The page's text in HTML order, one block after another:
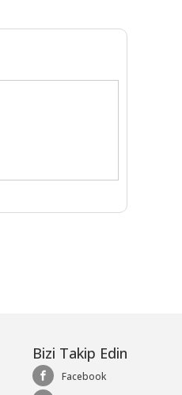
Bizi Takip Edin
Facebook